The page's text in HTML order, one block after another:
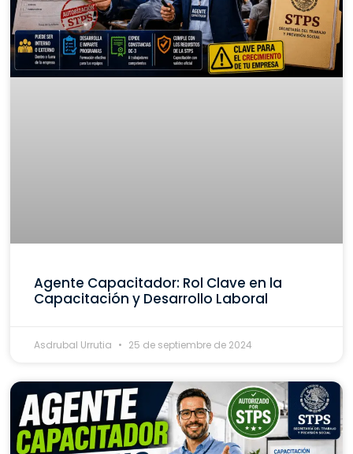
Agente Capacitador: Rol Clave en la
Capacitación y Desarrollo Laboral
Asdrubal Urrutia 25 de septiembre de 2024